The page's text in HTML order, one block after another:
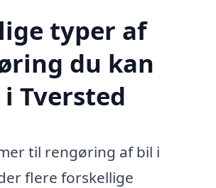
typer af
du kan
Tversted
til rengøring af bil i
flere forskellige